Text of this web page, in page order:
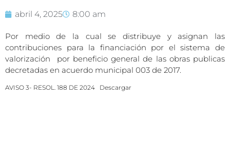
abril 4, 2025 8:00 am
Por medio de la cual se distribuye y asignan las
contribuciones para la financiación por el sistema de
valorización por beneficio general de las obras publicas
decretadas en acuerdo municipal 003 de 2017.
AVISO 3- RESOL. 188 DE 2024 Descargar